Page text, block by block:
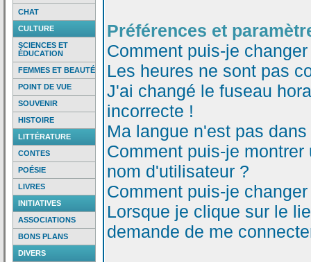
CHAT
CULTURE
SCIENCES ET
ÉDUCATION
FEMMES ET BEAUTÉ
POINT DE VUE
SOUVENIR
HISTOIRE
LITTÉRATURE
CONTES
POÉSIE
LIVRES
INITIATIVES
ASSOCIATIONS
BONS PLANS
DIVERS
Préférences et
Comment puis-je
Les heures ne sont pas
J'ai changé le fuseau
incorrecte !
Ma langue n'est pas
Comment puis-je
nom d'utilisateur ?
Comment puis-je
Lorsque je clique sur le
demande de me